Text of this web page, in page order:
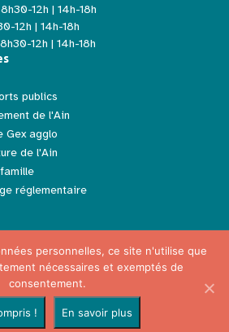
12h | 14h-18h
12h | 14h-18h
12h | 14h-18h
publics
de l'Ain
Gex agglo
de l'Ain
réglementaire
Mentions légales
de confidentialité
Plan du site
personnelles, ce site n'utilise que
nécessaires et exemptés de
consentement.
! En savoir plus